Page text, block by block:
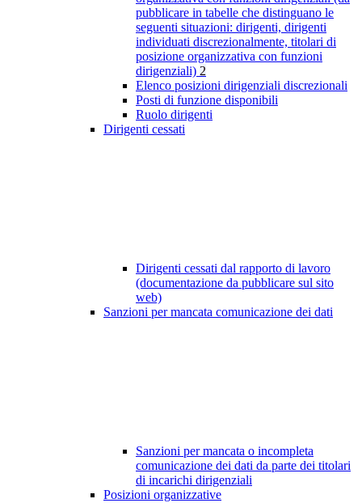
pubblicare in tabelle che distinguano le
seguenti situazioni: dirigenti, dirigenti
individuati discrezionalmente, titolari di
posizione organizzativa con funzioni
dirigenziali) 2
Elenco posizioni dirigenziali discrezionali
Posti di funzione disponibili
Ruolo dirigenti
Dirigenti cessati
Dirigenti cessati dal rapporto di lavoro
(documentazione da pubblicare sul sito
web)
Sanzioni per mancata comunicazione dei dati
Sanzioni per mancata o incompleta
comunicazione dei dati da parte dei titolari
di incarichi dirigenziali
Posizioni organizzative